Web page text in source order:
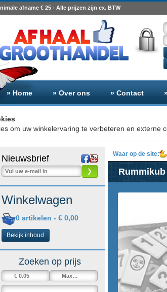
afname € 25 - Alle prijzen zijn ex. BTW
» Home » Over ons » Contact
om uw winkelervaring te verbeteren en externe
Nieuwsbrief
❯
Winkelwagen
0 artikelen - € 0,00
Bekijk inhoud
Zoeken op prijs
Waar op de site: